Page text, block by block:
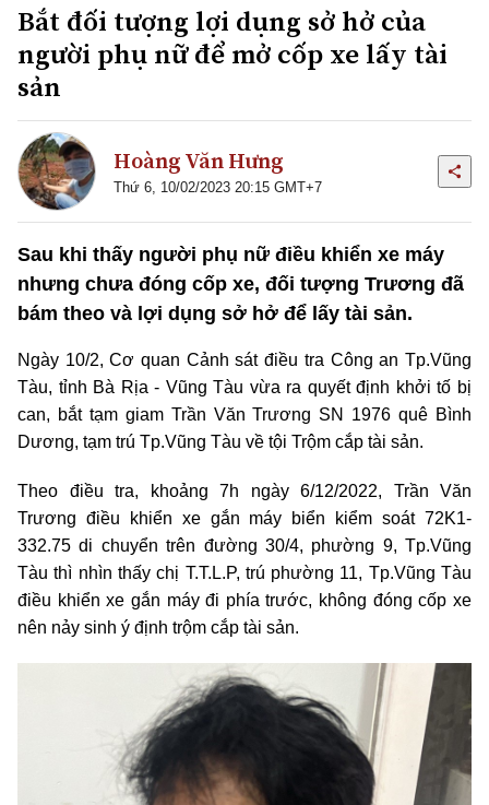
Bắt đối tượng lợi dụng sở hở của
người phụ nữ để mở cốp xe lấy tài
sản
Hoàng Văn Hưng
Thứ 6, 10/02/2023 20:15 GMT+7
Sau khi thấy người phụ nữ điều khiển xe máy
nhưng chưa đóng cốp xe, đối tượng Trương đã
bám theo và lợi dụng sở hở để lấy tài sản.
Ngày 10/2, Cơ quan Cảnh sát điều tra Công an Tp.Vũng
Tàu, tỉnh Bà Rịa - Vũng Tàu vừa ra quyết định khởi tố bị
can, bắt tạm giam Trần Văn Trương SN 1976 quê Bình
Dương, tạm trú Tp.Vũng Tàu về tội Trộm cắp tài sản.
Theo điều tra, khoảng 7h ngày 6/12/2022, Trần Văn
Trương điều khiển xe gắn máy biển kiểm soát 72K1-
332.75 di chuyển trên đường 30/4, phường 9, Tp.Vũng
Tàu thì nhìn thấy chị T.T.L.P, trú phường 11, Tp.Vũng Tàu
điều khiển xe gắn máy đi phía trước, không đóng cốp xe
nên nảy sinh ý định trộm cắp tài sản.